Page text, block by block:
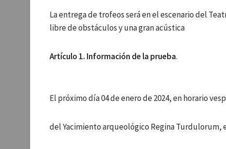
La entrega de trofeos será en el escenario del
libre de obstáculos y una gran acústica
Artículo 1. Información de la prueba.
El próximo día 04 de enero de 2024, en horario
del Yacimiento arqueológico Regina Turdulorum,